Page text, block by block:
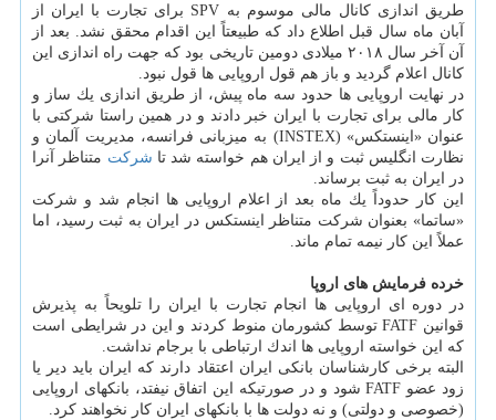
طریق اندازی كانال مالی موسوم به SPV برای تجارت با ایران از
آبان ماه سال قبل اطلاع داد كه طبیعتاً این اقدام محقق نشد. بعد از
آن آخر سال ۲۰۱۸ میلادی دومین تاریخی بود كه جهت راه اندازی این
كانال اعلام گردید و باز هم قول اروپایی ها قول نبود.
در نهایت اروپایی ها حدود سه ماه پیش، از طریق اندازی یك ساز و
كار مالی برای تجارت با ایران خبر دادند و در همین راستا شركتی با
عنوان «اینستكس» (INSTEX) به میزبانی فرانسه، مدیریت آلمان و
نظارت انگلیس ثبت و از ایران هم خواسته شد تا شركت متناظر آنرا
در ایران به ثبت برساند.
این كار حدوداً یك ماه بعد از اعلام اروپایی ها انجام شد و شركت
«ساتما» بعنوان شركت متناظر اینستكس در ایران به ثبت رسید، اما
عملاً این كار نیمه تمام ماند.
خرده فرمایش های اروپا
در دوره ای اروپایی ها انجام تجارت با ایران را تلویحاً به پذیرش
قوانین FATF توسط كشورمان منوط كردند و این در شرایطی است
كه این خواسته اروپایی ها اندك ارتباطی با برجام نداشت.
البته برخی كارشناسان بانكی ایران اعتقاد دارند كه ایران باید دیر یا
زود عضو FATF شود و در صورتیكه این اتفاق نیفتد، بانكهای اروپایی
(خصوصی و دولتی) و نه دولت ها با بانكهای ایران كار نخواهند كرد.